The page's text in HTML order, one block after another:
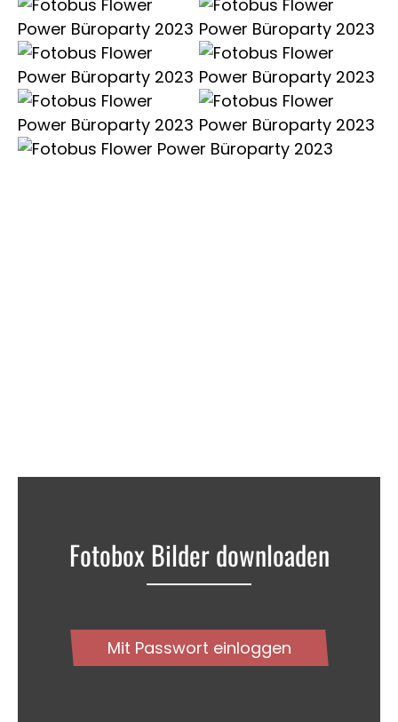
Fotobox Bilder downloaden
Mit Passwort einloggen